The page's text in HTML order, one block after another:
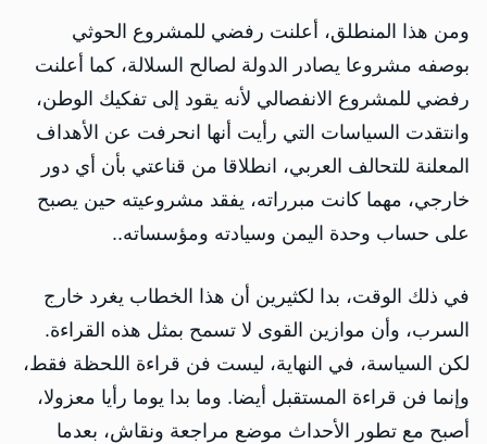
ومن هذا المنطلق، أعلنت رفضي للمشروع الحوثي
بوصفه مشروعا يصادر الدولة لصالح السلالة، كما أعلنت
رفضي للمشروع الانفصالي لأنه يقود إلى تفكيك الوطن،
وانتقدت السياسات التي رأيت أنها انحرفت عن الأهداف
المعلنة للتحالف العربي، انطلاقا من قناعتي بأن أي دور
خارجي، مهما كانت مبرراته، يفقد مشروعيته حين يصبح
على حساب وحدة اليمن وسيادته ومؤسساته..
في ذلك الوقت، بدا لكثيرين أن هذا الخطاب يغرد خارج
السرب، وأن موازين القوى لا تسمح بمثل هذه القراءة.
لكن السياسة، في النهاية، ليست فن قراءة اللحظة فقط،
وإنما فن قراءة المستقبل أيضا. وما بدا يوما رأيا معزولا،
أصبح مع تطور الأحداث موضع مراجعة ونقاش، بعدما